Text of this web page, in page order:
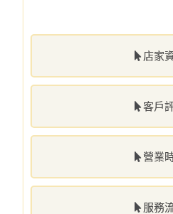
店家
客戶
營業
服務